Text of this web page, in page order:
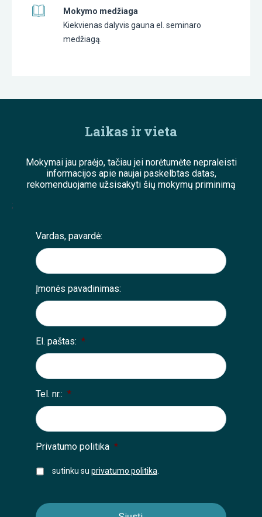
Mokymo medžiaga
Kiekvienas dalyvis gauna el. seminaro
medžiagą.
Laikas ir vieta
Mokymai jau praėjo, tačiau jei norėtumėte nepraleisti
informacijos apie naujai paskelbtas datas,
rekomenduojame užsisakyti šių mokymų priminimą
;
Vardas, pavardė:
Įmonės pavadinimas:
El. paštas: *
Tel. nr.: *
Privatumo politika *
sutinku su privatumo politika.